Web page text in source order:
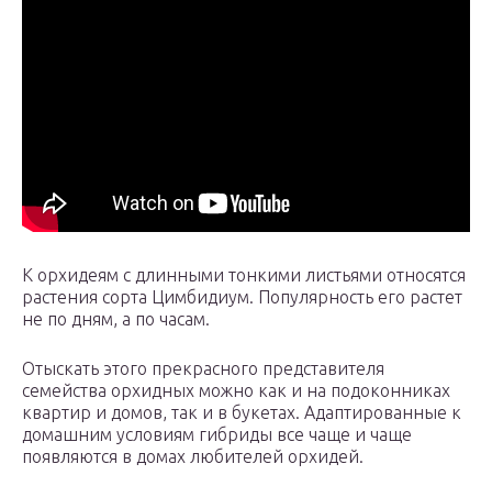
К орхидеям с длинными тонкими листьями относятся
растения сорта Цимбидиум. Популярность его растет
не по дням, а по часам.
Отыскать этого прекрасного представителя
семейства орхидных можно как и на подоконниках
квартир и домов, так и в букетах. Адаптированные к
домашним условиям гибриды все чаще и чаще
появляются в домах любителей орхидей.